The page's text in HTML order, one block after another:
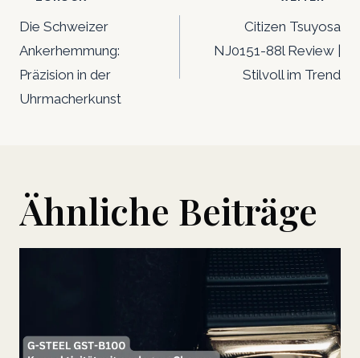
Navigation
Die Schweizer
Ankerhemmung:
Präzision in der
Uhrmacherkunst
Citizen Tsuyosa
NJ0151-88l Review |
Stilvoll im Trend
Ähnliche Beiträge